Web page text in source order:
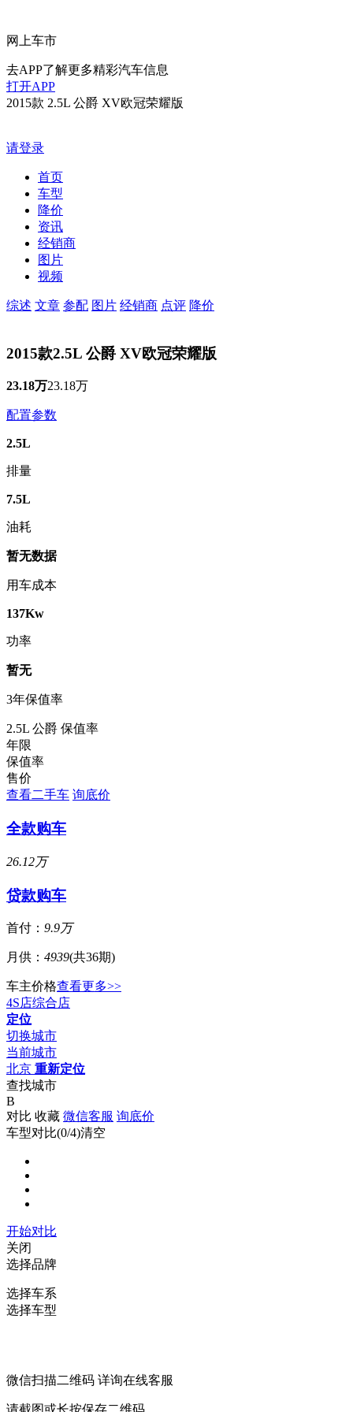
网上车市
去APP了解更多精彩汽车信息
打开APP
2015款 2.5L 公爵 XV欧冠荣耀版
请登录
首页
车型
降价
资讯
经销商
图片
视频
综述 文章 参配 图片 经销商 点评 降价
2015款2.5L 公爵 XV欧冠荣耀版
23.18万23.18万
配置参数
2.5L
排量
7.5L
油耗
暂无数据
用车成本
137Kw
功率
暂无
3年保值率
2.5L 公爵 保值率
年限
保值率
售价
查看二手车 询底价
全款购车
26.12万
贷款购车
首付： 9.9万
月供： 4939(共36期)
车主价格查看更多>>
4S店综合店
定位
切换城市
当前城市
北京 重新定位
查找城市
B
对比 收藏 微信客服 询底价
车型对比(0/4)清空
开始对比
关闭
选择品牌
选择车系
选择车型
微信扫描二维码 详询在线客服